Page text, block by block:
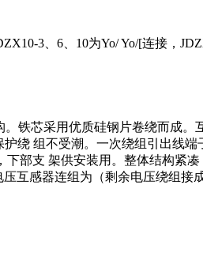
3、6、10为Yo/ Yo/[连接，
铁芯采用优质硅钢片卷绕而成
绕 组不受潮。一次绕组引出线
部支 架供安装用。整体结构紧
互感器连组为（剩余电压绕组接